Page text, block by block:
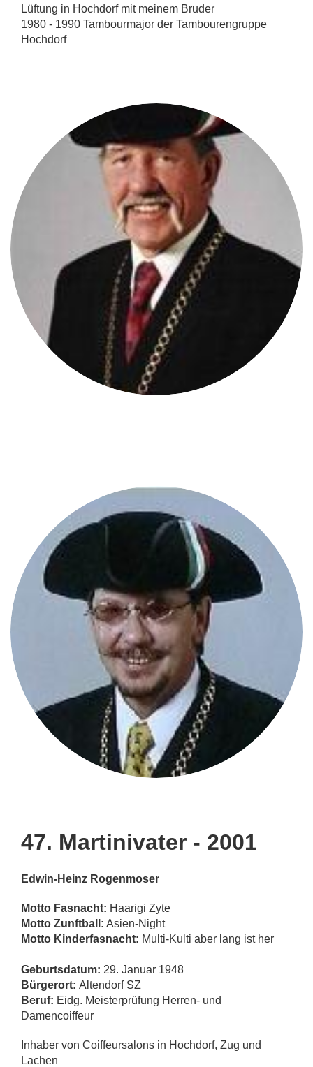
Lüftung in Hochdorf mit meinem Bruder
1980 - 1990 Tambourmajor der Tambourengruppe
Hochdorf
47. Martinivater - 2001
Edwin-Heinz Rogenmoser
Motto Fasnacht: Haarigi Zyte
Motto Zunftball: Asien-Night
Motto Kinderfasnacht: Multi-Kulti aber lang ist her
Geburtsdatum: 29. Januar 1948
Bürgerort: Altendorf SZ
Beruf: Eidg. Meisterprüfung Herren- und
Damencoiffeur
Inhaber von Coiffeursalons in Hochdorf, Zug und
Lachen